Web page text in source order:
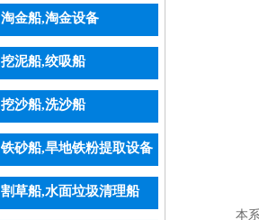
淘金船,淘金设备
挖泥船,绞吸船
挖沙船,洗沙船
铁砂船,旱地铁粉提取设备
割草船,水面垃圾清理船
本系统